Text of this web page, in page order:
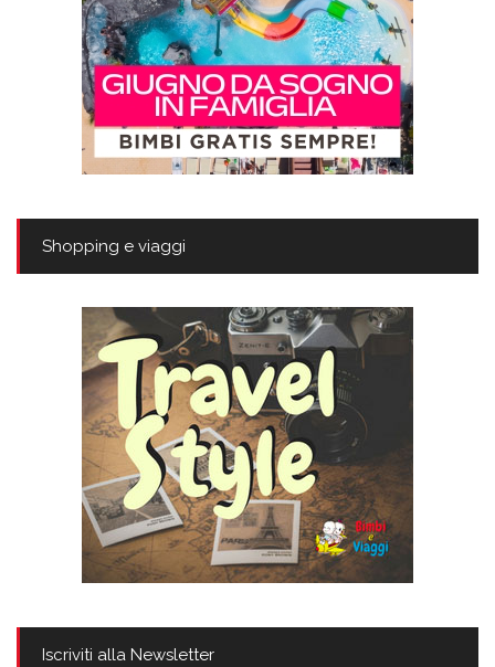
Shopping e viaggi
Iscriviti alla Newsletter